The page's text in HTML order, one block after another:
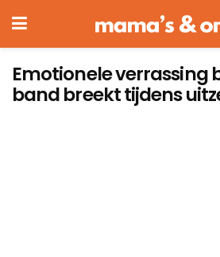
Emotionele verrassing
band breekt tijdens